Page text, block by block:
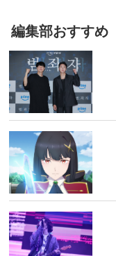
編集部おすすめ